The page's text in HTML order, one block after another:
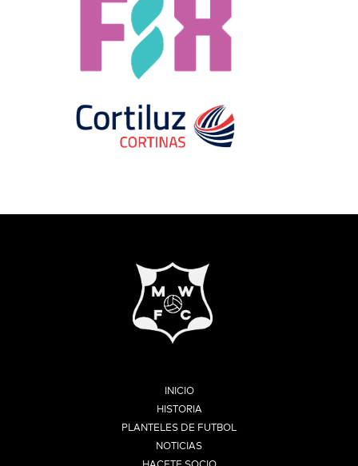
INICIO
HISTORIA
PLANTELES DE FUTBOL
NOTICIAS